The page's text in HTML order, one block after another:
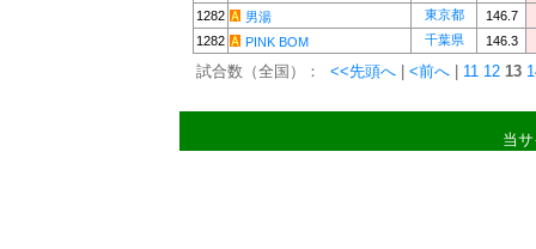
1282
男湯 東京都
146.7
1282
PINK BOM 千葉県 146.3
試合数（全国）： <<先頭へ <前へ 11 12 13
当